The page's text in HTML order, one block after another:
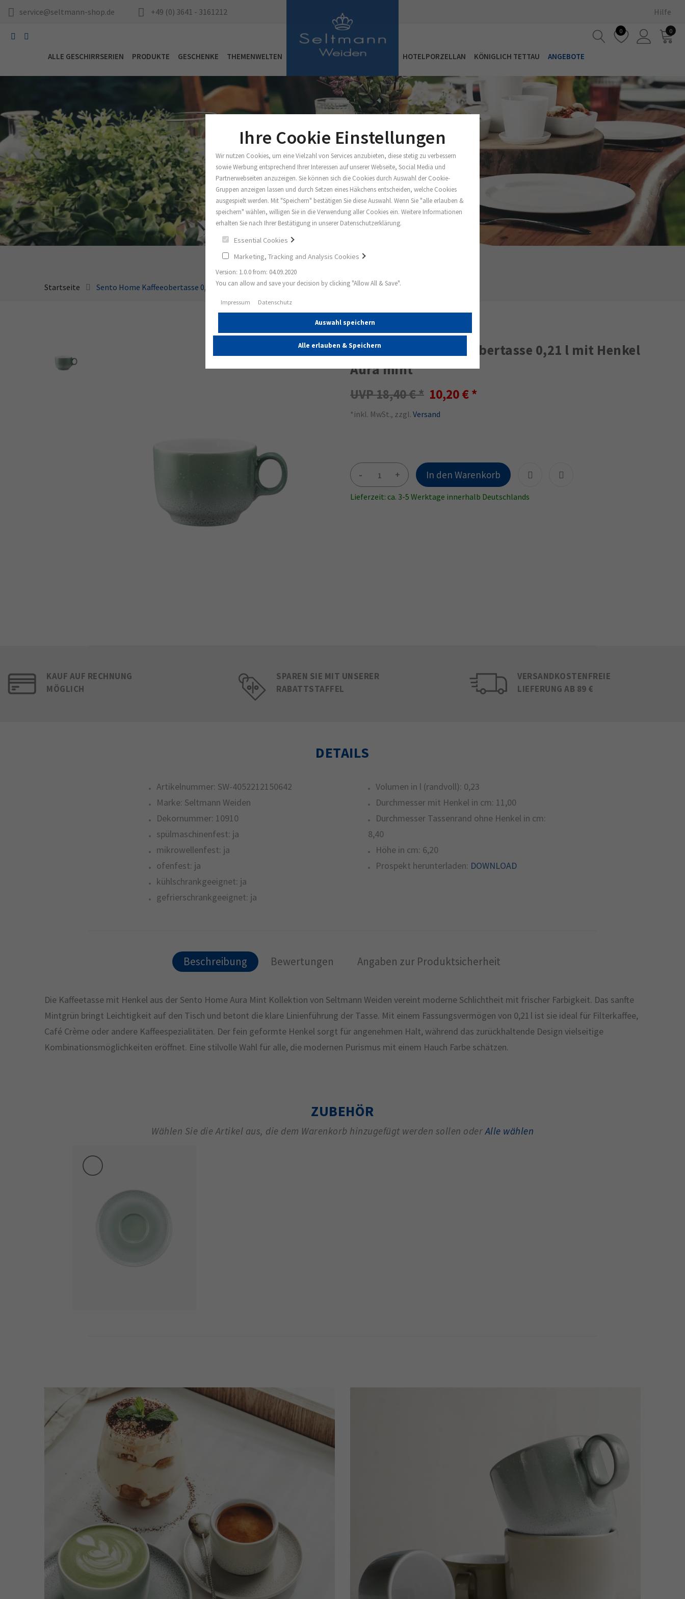
service@seltmann-shop.de +49 (0) 3641 - 3161212 Hilfe
ALLE GESCHIRRSERIEN PRODUKTE GESCHENKE THEMENWELTEN HOTELPORZELLAN KÖNIGLICH TETTAU ANGEBOTE
0 0
Startseite Sento Home Kaffeeobertasse 0,21 l mit Henkel Aura mint
45%
Sento Home Kaffeeobertasse 0,21 l mit Henkel
Aura mint
18,40 € 10,20 €
*inkl. MwSt., zzgl. Versand
- + In den Warenkorb
Lieferzeit: ca. 3-5 Werktage innerhalb Deutschlands
KAUF AUF RECHNUNG
MÖGLICH
SPAREN SIE MIT UNSERER
RABATTSTAFFEL
VERSANDKOSTENFREIE
LIEFERUNG AB 89 €
DETAILS
Artikelnummer: SW-4052212150642
Marke: Seltmann Weiden
Dekornummer: 10910
spülmaschinenfest: ja
mikrowellenfest: ja
ofenfest: ja
kühlschrankgeeignet: ja
gefrierschrankgeeignet: ja
Volumen in l (randvoll): 0,23
Durchmesser mit Henkel in cm: 11,00
Durchmesser Tassenrand ohne Henkel in cm:
8,40
Höhe in cm: 6,20
Prospekt herunterladen: DOWNLOAD
Beschreibung Bewertungen Angaben zur Produktsicherheit
Die Kaffeetasse mit Henkel aus der Sento Home Aura Mint Kollektion von Seltmann Weiden vereint moderne Schlichtheit mit frischer Farbigkeit. Das sanfte
Mintgrün bringt Leichtigkeit auf den Tisch und betont die klare Linienführung der Tasse. Mit einem Fassungsvermögen von 0,21 l ist sie ideal für Filterkaffee,
Café Crème oder andere Kaffeespezialitäten. Der fein geformte Henkel sorgt für angenehmen Halt, während das zurückhaltende Design vielseitige
Kombinationsmöglichkeiten eröffnet. Eine stilvolle Wahl für alle, die modernen Purismus mit einem Hauch Farbe schätzen.
ZUBEHÖR
Wählen Sie die Artikel aus, die dem Warenkorb hinzugefügt werden sollen oderAlle wählen
Ihre Cookie Einstellungen
Wir nutzen Cookies, um eine Vielzahl von Services anzubieten, diese stetig zu verbessern
sowie Werbung entsprechend Ihrer Interessen auf unserer Webseite, Social Media und
Partnerwebseiten anzuzeigen. Sie können sich die Cookies durch Auswahl der Cookie-
Gruppen anzeigen lassen und durch Setzen eines Häkchens entscheiden, welche Cookies
ausgespielt werden. Mit "Speichern" bestätigen Sie diese Auswahl. Wenn Sie "alle erlauben &
speichern" wählen, willigen Sie in die Verwendung aller Cookies ein. Weitere Informationen
erhalten Sie nach Ihrer Bestätigung in unserer Datenschutzerklärung.
Essential Cookies
Marketing, Tracking and Analysis Cookies
Version: 1.0.0 from: 04.09.2020
You can allow and save your decision by clicking "Allow All & Save".
Impressum Datenschutz
Auswahl speichern
Alle erlauben & Speichern